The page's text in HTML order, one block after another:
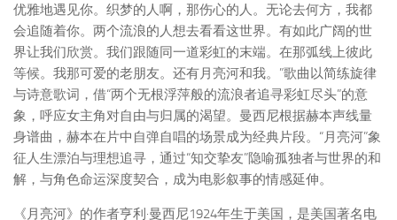
优雅地遇见你。织梦的人啊，那伤心的人。无论去何方，我都
会追随着你。两个流浪的人想去看看这世界。有如此广阔的世
界让我们欣赏。我们跟随同一道彩虹的末端。在那弧线上彼此
等候。我那可爱的老朋友。还有月亮河和我。”歌曲以简练旋律
与诗意歌词，借“两个无根浮萍般的流浪者追寻彩虹尽头”的意
象，呼应女主角对自由与归属的渴望。曼西尼根据赫本声线量
身谱曲，赫本在片中自弹自唱的场景成为经典片段。“月亮河”象
征人生漂泊与理想追寻，通过“知交挚友”隐喻孤独者与世界的和
解，与角色命运深度契合，成为电影叙事的情感延伸。
《月亮河》的作者亨利·曼西尼1924年生于美国，是美国著名电